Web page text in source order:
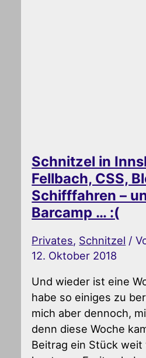
Schnitzel in
Fellbach, CSS,
Schifffahren –
Barcamp … :(
Privates, Schnitzel /
12. Oktober 2018
Und wieder ist eine
habe so einiges zu
mich aber dennoch,
denn diese Woche
Beitrag ein Stück